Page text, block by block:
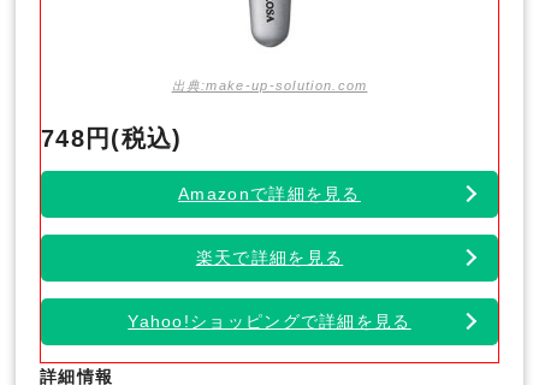
出典:make-up-solution.com
748円(税込)
Amazonで詳細を見る
楽天で詳細を見る
Yahoo!ショッピングで詳細を見る
詳細情報